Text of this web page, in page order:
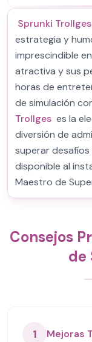
Sprunki Trollges
estrategia y
imprescindible en
atractiva y sus
horas de
de simulación
Trollges es la
diversión de
superar
disponible al
Maestro de
Consejos
de
1 Mejoras